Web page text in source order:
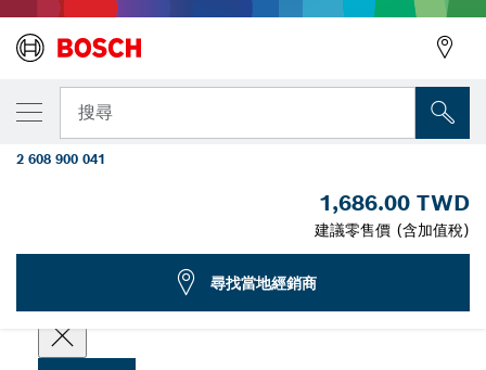
搜尋
選擇您的規格
您選取的款式
EXPERT 3 max AVZ 70 RT4 多功能工具灌漿
板 70 公釐
2 608 900 041
1,686.00 TWD
建議零售價 (含加值稅)
尋找當地經銷商